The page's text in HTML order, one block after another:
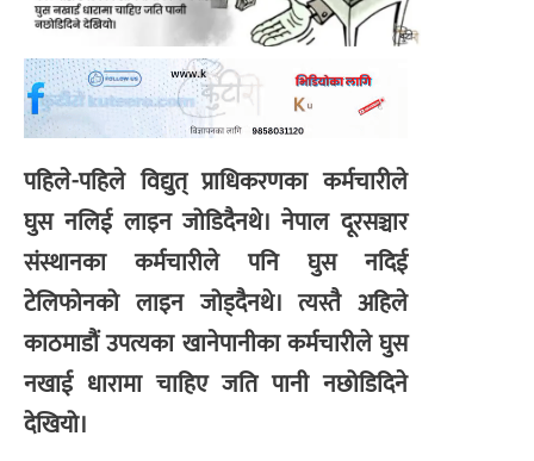
पहिले-पहिले विद्युत् प्राधिकरणका कर्मचारीले
घुस नलिई लाइन जोडिदैनथे। नेपाल दूरसञ्चार
संस्थानका कर्मचारीले पनि घुस नदिई
टेलिफोनको लाइन जोड्दैनथे। त्यस्तै अहिले
काठमाडौं उपत्यका खानेपानीका कर्मचारीले घुस
नखाई धारामा चाहिए जति पानी नछोडिदिने
देखियो।